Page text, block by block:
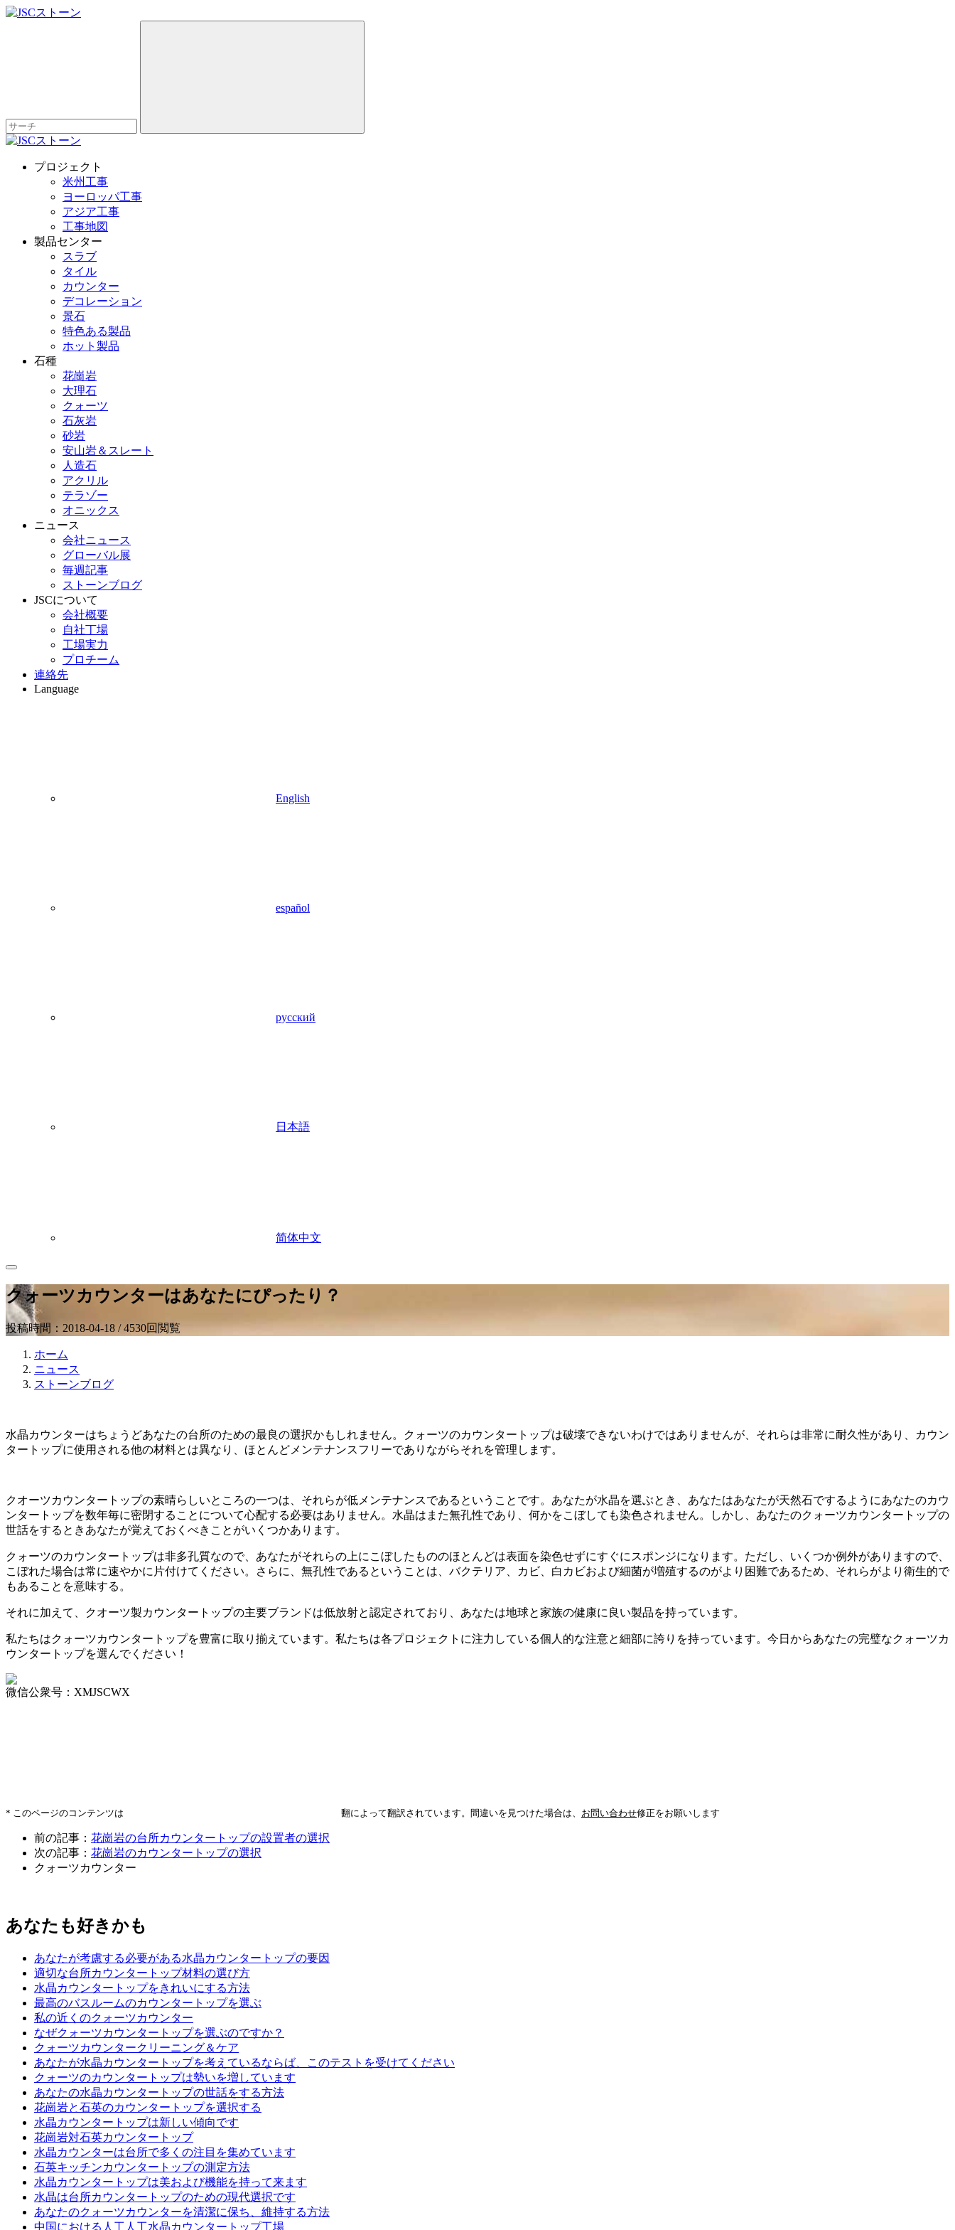
プロジェクト
米州工事
ヨーロッパ工事
アジア工事
工事地図
製品センター
スラブ
タイル
カウンター
デコレーション
景石
特色ある製品
ホット製品
石種
花崗岩
大理石
クォーツ
石灰岩
砂岩
安山岩＆スレート
人造石
アクリル
テラゾー
オニックス
ニュース
会社ニュース
グローバル展
毎週記事
ストーンブログ
JSCについて
会社概要
自社丁場
工場実力
プロチーム
連絡先
Language
English
español
русский
日本語
简体中文
クォーツカウンターはあなたにぴったり？
投稿時間：2018-04-18 / 4530回閲覧
ホーム
ニュース
ストーンブログ
水晶カウンターはちょうどあなたの台所のための最良の選択かもしれません。クォーツのカウンタートップは破壊できないわけではありませんが、それらは非常に耐久性があり、カウン
タートップに使用される他の材料とは異なり、ほとんどメンテナンスフリーでありながらそれを管理します。
クオーツカウンタートップの素晴らしいところの一つは、それらが低メンテナンスであるということです。あなたが水晶を選ぶとき、あなたはあなたが天然石でするようにあなたのカウ
ンタートップを数年毎に密閉することについて心配する必要はありません。水晶はまた無孔性であり、何かをこぼしても染色されません。しかし、あなたのクォーツカウンタートップの
世話をするときあなたが覚えておくべきことがいくつかあります。
クォーツのカウンタートップは非多孔質なので、あなたがそれらの上にこぼしたもののほとんどは表面を染色せずにすぐにスポンジになります。ただし、いくつか例外がありますので、
こぼれた場合は常に速やかに片付けてください。さらに、無孔性であるということは、バクテリア、カビ、白カビおよび細菌が増殖するのがより困難であるため、それらがより衛生的で
もあることを意味する。
それに加えて、クオーツ製カウンタートップの主要ブランドは低放射と認定されており、あなたは地球と家族の健康に良い製品を持っています。
私たちはクォーツカウンタートップを豊富に取り揃えています。私たちは各プロジェクトに注力している個人的な注意と細部に誇りを持っています。今日からあなたの完璧なクォーツカ
ウンタートップを選んでください！
微信公衆号：XMJSCWX
* このページのコンテンツは 翻によって翻訳されています。間違いを見つけた場合は、 お問い合わせ修正をお願いします
前の記事： 花崗岩の台所カウンタートップの設置者の選択
次の記事： 花崗岩のカウンタートップの選択
クォーツカウンター
あなたも好きかも
あなたが考慮する必要がある水晶カウンタートップの要因
適切な台所カウンタートップ材料の選び方
水晶カウンタートップをきれいにする方法
最高のバスルームのカウンタートップを選ぶ
私の近くのクォーツカウンター
なぜクォーツカウンタートップを選ぶのですか？
クォーツカウンタークリーニング＆ケア
あなたが水晶カウンタートップを考えているならば、このテストを受けてください
クォーツのカウンタートップは勢いを増しています
あなたの水晶カウンタートップの世話をする方法
花崗岩と石英のカウンタートップを選択する
水晶カウンタートップは新しい傾向です
花崗岩対石英カウンタートップ
水晶カウンターは台所で多くの注目を集めています
石英キッチンカウンタートップの測定方法
水晶カウンタートップは美および機能を持って来ます
水晶は台所カウンタートップのための現代選択です
あなたのクォーツカウンターを清潔に保ち、維持する方法
中国における人工人工水晶カウンタートップ工場